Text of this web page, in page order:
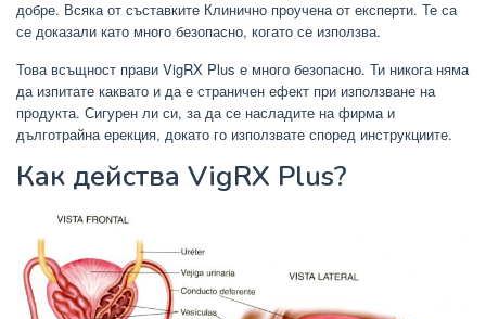
добре. Всяка от съставките Клинично проучена от експерти. Те са
се доказали като много безопасно, когато се използва.
Това всъщност прави VigRX Plus е много безопасно. Ти никога няма
да изпитате каквато и да е страничен ефект при използване на
продукта. Сигурен ли си, за да се насладите на фирма и
дълготрайна ерекция, докато го използвате според инструкциите.
Как действа VigRX Plus?